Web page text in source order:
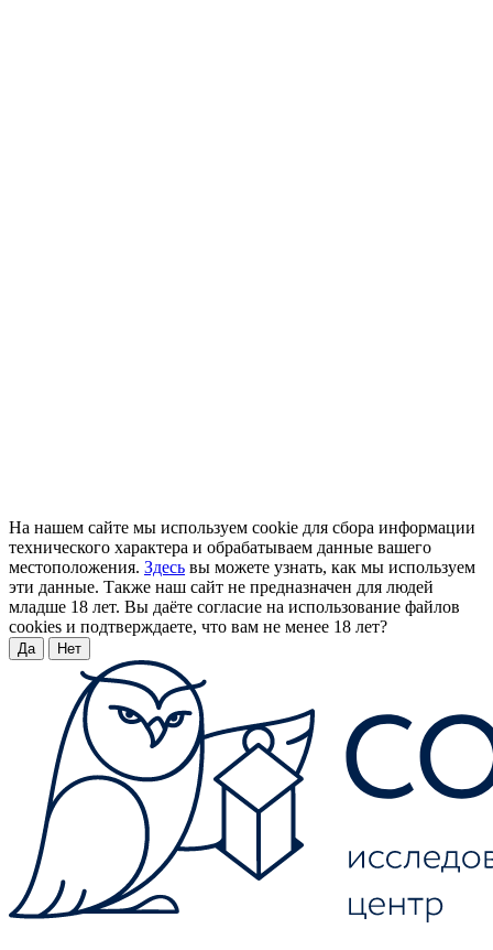
На нашем сайте мы используем cookie для сбора информации
технического характера и обрабатываем данные вашего
местоположения. Здесь вы можете узнать, как мы используем
эти данные. Также наш сайт не предназначен для людей
младше 18 лет. Вы даёте согласие на использование файлов
cookies и подтверждаете, что вам не менее 18 лет?
Да Нет